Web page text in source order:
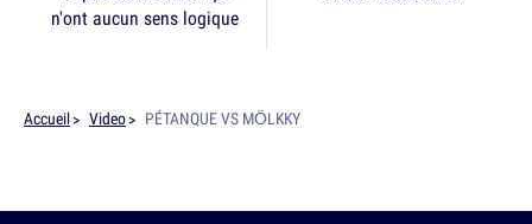
n'ont aucun sens logique
Accueil Video PÉTANQUE VS MÖLKKY